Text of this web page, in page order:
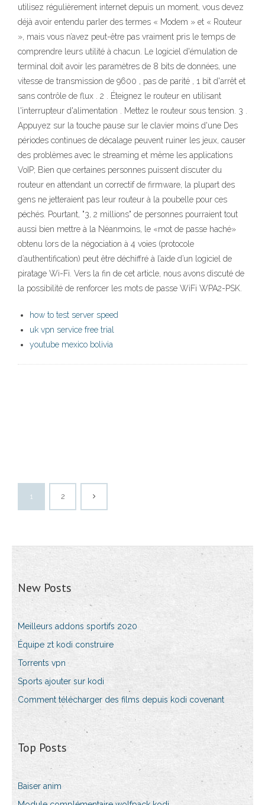
utilisez régulièrement internet depuis un moment, vous devez
déjà avoir entendu parler des termes « Modem » et « Routeur
», mais vous n’avez peut-être pas vraiment pris le temps de
comprendre leurs utilité à chacun. Le logiciel d'émulation de
terminal doit avoir les paramètres de 8 bits de données, une
vitesse de transmission de 9600 , pas de parité , 1 bit d'arrêt et
sans contrôle de flux . 2 . Éteignez le routeur en utilisant
l'interrupteur d'alimentation . Mettez le routeur sous tension. 3 .
Appuyez sur la touche pause sur le clavier moins d'une Des
périodes continues de décalage peuvent ruiner les jeux, causer
des problèmes avec le streaming et même les applications
VoIP; Bien que certaines personnes puissent discuter du
routeur en attendant un correctif de firmware, la plupart des
gens ne jetteraient pas leur routeur à la poubelle pour ces
péchés. Pourtant, "3, 2 millions" de personnes pourraient tout
aussi bien mettre à la Néanmoins, le «mot de passe haché»
obtenu lors de la négociation à 4 voies (protocole
d’authentification) peut être déchiffré à l’aide d’un logiciel de
piratage Wi-Fi. Vers la fin de cet article, nous avons discuté de
la possibilité de renforcer les mots de passe WiFi WPA2-PSK.
how to test server speed
uk vpn service free trial
youtube mexico bolivia
1 2
New Posts
Meilleurs addons sportifs 2020
Équipe zt kodi construire
Torrents vpn
Sports ajouter sur kodi
Comment télécharger des films depuis kodi covenant
Top Posts
Baiser anim